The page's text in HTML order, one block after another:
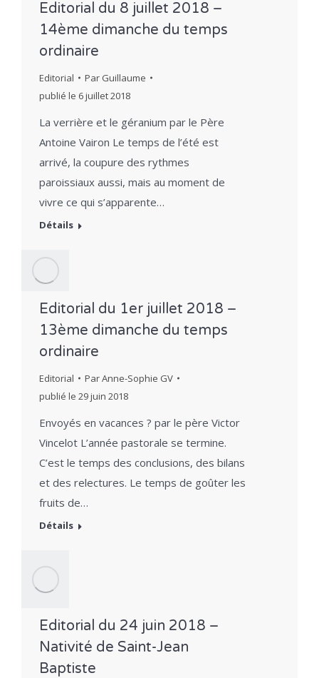
Editorial du 8 juillet 2018 –
14ème dimanche du temps
ordinaire
Editorial Par Guillaume
publié le 6 juillet 2018
La verrière et le géranium par le Père
Antoine Vairon Le temps de l’été est
arrivé, la coupure des rythmes
paroissiaux aussi, mais au moment de
vivre ce qui s’apparente…
Détails
Editorial du 1er juillet 2018 –
13ème dimanche du temps
ordinaire
Editorial ParAnne-Sophie GV
publié le 29 juin 2018
Envoyés en vacances ? par le père Victor
Vincelot L’année pastorale se termine.
C’est le temps des conclusions, des bilans
et des relectures. Le temps de goûter les
fruits de…
Détails
Editorial du 24 juin 2018 –
Nativité de Saint-Jean
Baptiste